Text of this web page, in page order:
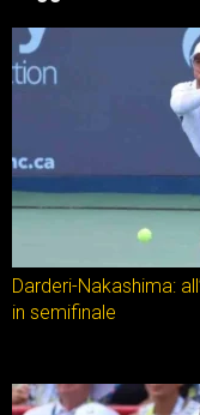
Darderi-Nakashima:
in semifinale